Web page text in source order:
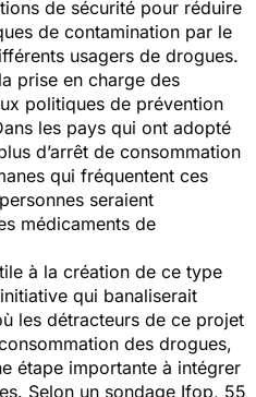
de sécurité pour réduire
de contamination par le
usagers de drogues.
prise en charge des
politiques de prévention
les pays qui ont adopté
d’arrêt de consommation
qui fréquentent ces
seraient
médicaments de
à la création de ce type
qui banaliserait
les détracteurs de ce projet
des drogues,
étape importante à intégrer
Selon un sondage Ifop, 55